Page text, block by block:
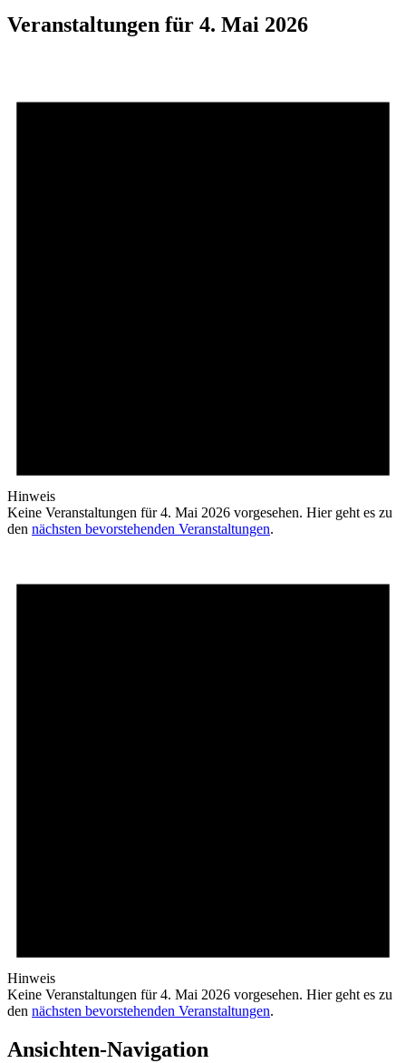
Veranstaltungen für 4. Mai 2026
Hinweis
Keine Veranstaltungen für 4. Mai 2026 vorgesehen. Hier geht es zu
den nächsten bevorstehenden Veranstaltungen.
Hinweis
Keine Veranstaltungen für 4. Mai 2026 vorgesehen. Hier geht es zu
den nächsten bevorstehenden Veranstaltungen.
Ansichten-Navigation